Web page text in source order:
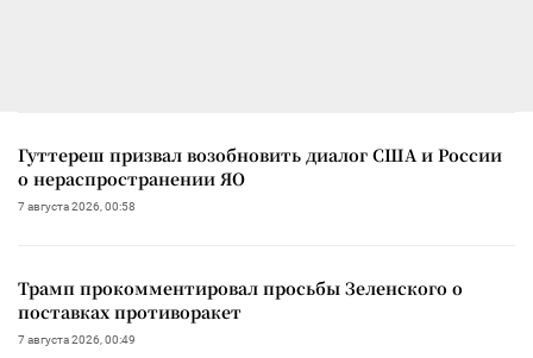
Гуттереш призвал возобновить диалог США и России
о нераспространении ЯО
7 августа 2026, 00:58
Трамп прокомментировал просьбы Зеленского о
поставках противоракет
7 августа 2026, 00:49